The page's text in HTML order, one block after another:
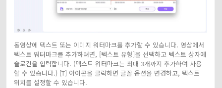
동영상에 텍스트 또는 이미지 워터마크를 추가할 수 있습니다. 영상에서
텍스트 워터마크를 추가하려면, [텍스트 유형]을 선택하고 텍스트 상자에
슬로건을 입력합니다. (텍스트 워터마크는 최대 3개까지 추가하여 사용
할 수 있습니다.) [T] 아이콘을 클릭하면 글꼴 옵션을 변경하고, 텍스트
위치를 설정할 수 있습니다.